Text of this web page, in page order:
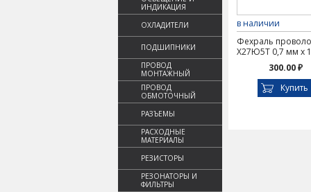
ИНДИКАЦИЯ
ОХЛАДИТЕЛИ
ПОДШИПНИКИ
ПРОВОД
МОНТАЖНЫЙ
ПРОВОД
ОБМОТОЧНЫЙ
РАЗЪЕМЫ
РАСХОДНЫЕ
МАТЕРИАЛЫ
РЕЗИСТОРЫ
РЕЗОНАТОРЫ И
ФИЛЬТРЫ
в наличии
Фехраль
Х27Ю5Т 0,7 мм х
300.00 ₽
Купить